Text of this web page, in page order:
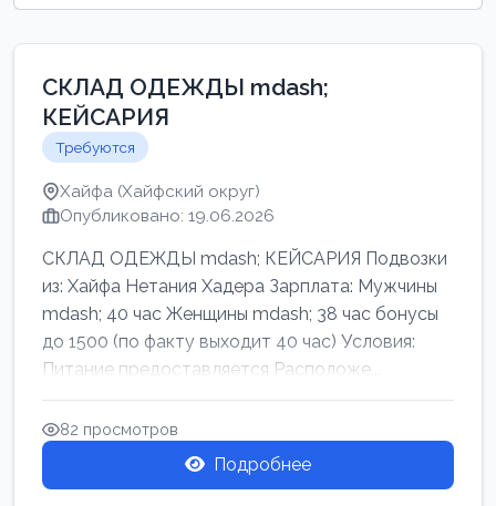
СКЛАД ОДЕЖДЫ mdash;
КЕЙСАРИЯ
Требуются
Хайфа (Хайфский округ)
Опубликовано: 19.06.2026
СКЛАД ОДЕЖДЫ mdash; КЕЙСАРИЯ Подвозки
из: Хайфа Нетания Хадера Зарплата: Мужчины
mdash; 40 час Женщины mdash; 38 час бонусы
до 1500 (по факту выходит 40 час) Условия:
Питание предоставляется Расположе...
82 просмотров
Подробнее